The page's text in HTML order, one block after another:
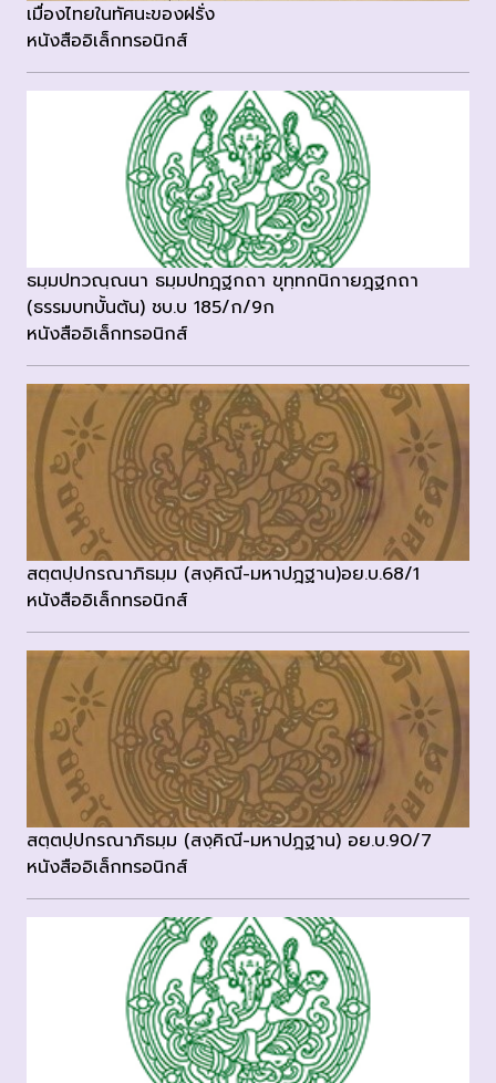
เมื่องไทยในทัศนะของฝรั่ง
หนังสืออิเล็กทรอนิกส์
ธมฺมปทวณฺณนา ธมฺมปทฎฺฐกถา ขุทฺทกนิกายฎฺฐกถา
(ธรรมบทบั้นต้น) ชบ.บ 185/ก/9ก
หนังสืออิเล็กทรอนิกส์
สตฺตปฺปกรณาภิธมฺม (สงฺคิณี-มหาปฎฐาน)อย.บ.68/1
หนังสืออิเล็กทรอนิกส์
สตฺตปฺปกรณาภิธมฺม (สงฺคิณี-มหาปฎฐาน) อย.บ.90/7
หนังสืออิเล็กทรอนิกส์